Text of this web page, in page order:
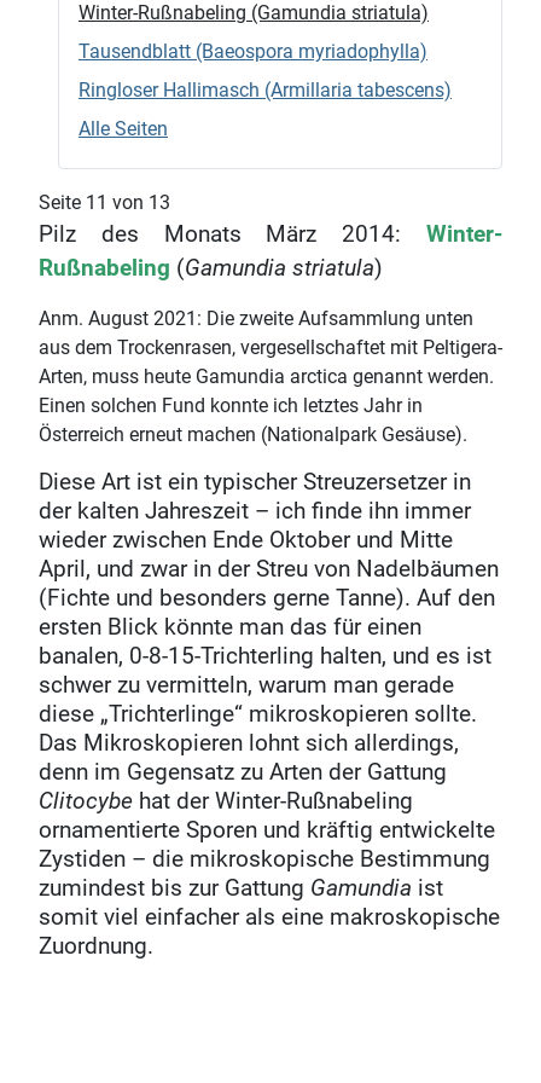
Winter-Rußnabeling (Gamundia striatula)
Tausendblatt (Baeospora myriadophylla)
Ringloser Hallimasch (Armillaria tabescens)
Alle Seiten
Seite 11 von 13
Pilz des Monats März 2014: Winter-
Rußnabeling (Gamundia striatula)
Anm. August 2021: Die zweite Aufsammlung unten
aus dem Trockenrasen, vergesellschaftet mit Peltigera-
Arten, muss heute Gamundia arctica genannt werden.
Einen solchen Fund konnte ich letztes Jahr in
Österreich erneut machen (Nationalpark Gesäuse).
Diese Art ist ein typischer Streuzersetzer in
der kalten Jahreszeit – ich finde ihn immer
wieder zwischen Ende Oktober und Mitte
April, und zwar in der Streu von Nadelbäumen
(Fichte und besonders gerne Tanne). Auf den
ersten Blick könnte man das für einen
banalen, 0-8-15-Trichterling halten, und es ist
schwer zu vermitteln, warum man gerade
diese „Trichterlinge“ mikroskopieren sollte.
Das Mikroskopieren lohnt sich allerdings,
denn im Gegensatz zu Arten der Gattung
Clitocybe hat der Winter-Rußnabeling
ornamentierte Sporen und kräftig entwickelte
Zystiden – die mikroskopische Bestimmung
zumindest bis zur Gattung Gamundia ist
somit viel einfacher als eine makroskopische
Zuordnung.